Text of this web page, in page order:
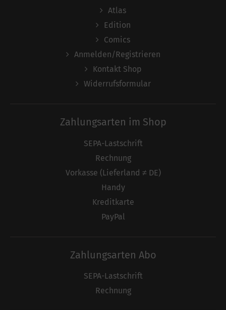
Atlas
Edition
Comics
Anmelden/Registrieren
Kontakt Shop
Widerrufsformular
Zahlungsarten im Shop
SEPA-Lastschrift
Rechnung
Vorkasse (Lieferland ≠ DE)
Handy
Kreditkarte
PayPal
Zahlungsarten Abo
SEPA-Lastschrift
Rechnung